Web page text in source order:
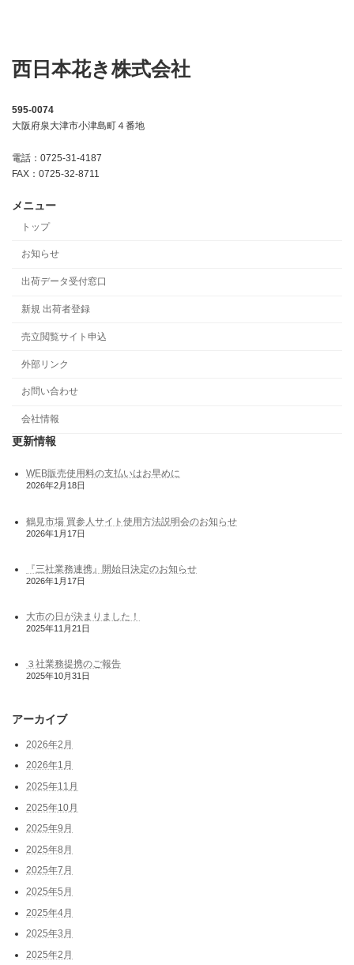
西日本花き株式会社
595-0074
大阪府泉大津市小津島町４番地
電話：0725-31-4187
FAX：0725-32-8711
メニュー
トップ
お知らせ
出荷データ受付窓口
新規 出荷者登録
売立閲覧サイト申込
外部リンク
お問い合わせ
会社情報
更新情報
WEB販売使用料の支払いはお早めに
2026年2月18日
鶴見市場 買参人サイト使用方法説明会のお知らせ
2026年1月17日
『三社業務連携』開始日決定のお知らせ
2026年1月17日
大市の日が決まりました！
2025年11月21日
３社業務提携のご報告
2025年10月31日
アーカイブ
2026年2月
2026年1月
2025年11月
2025年10月
2025年9月
2025年8月
2025年7月
2025年5月
2025年4月
2025年3月
2025年2月